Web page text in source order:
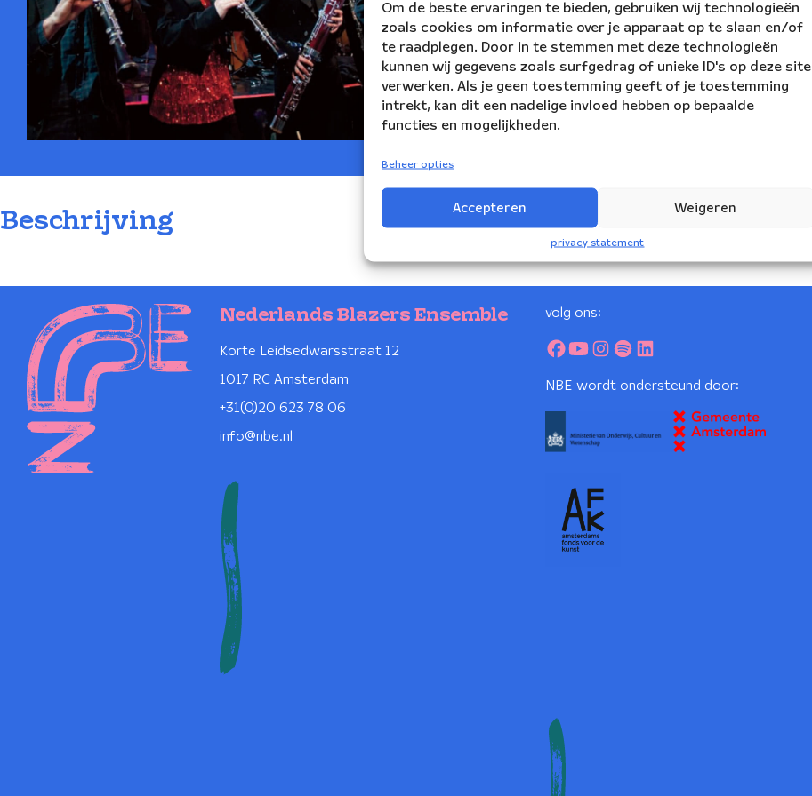
Om de beste ervaringen te bieden, gebruiken wij technologieën
zoals cookies om informatie over je apparaat op te slaan en/of
te raadplegen. Door in te stemmen met deze technologieën
kunnen wij gegevens zoals surfgedrag of unieke ID's op deze site
verwerken. Als je geen toestemming geeft of je toestemming
intrekt, kan dit een nadelige invloed hebben op bepaalde
functies en mogelijkheden.
Beheer opties
Accepteren Weigeren
privacy statement
Beschrijving
Nederlands Blazers Ensemble
Korte Leidsedwarsstraat 12
1017 RC Amsterdam
+31(0)20 623 78 06
info@nbe.nl
volg ons:
NBE wordt ondersteund door: